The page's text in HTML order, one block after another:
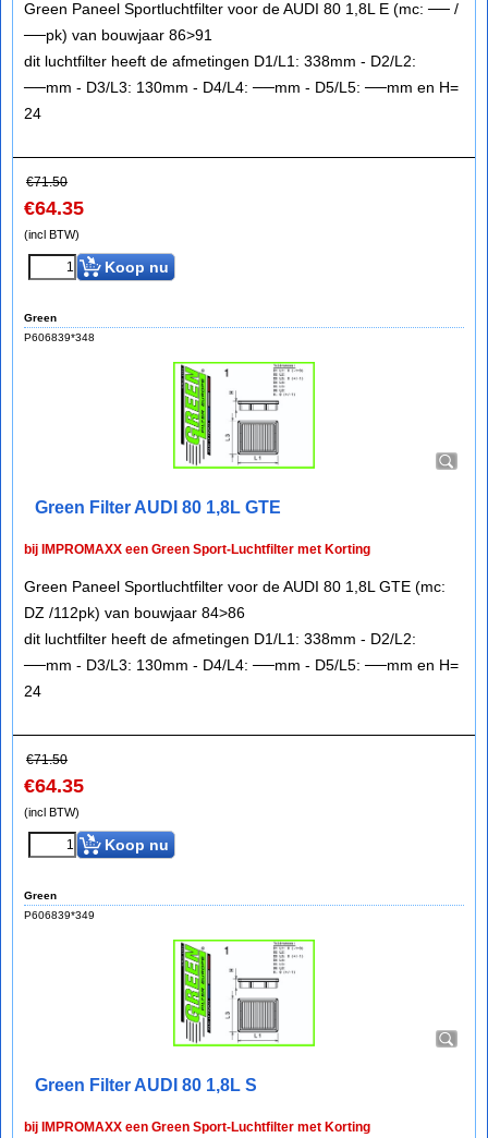
Green Paneel Sportluchtfilter voor de AUDI 80 1,8L E (mc: ── /
──pk) van bouwjaar 86>91
dit luchtfilter heeft de afmetingen D1/L1: 338mm - D2/L2:
──mm - D3/L3: 130mm - D4/L4: ──mm - D5/L5: ──mm en H=
24
€71.50
€64.35
(incl BTW)
Koop nu
Green
P606839*348
Green Filter AUDI 80 1,8L GTE
bij IMPROMAXX een Green Sport-Luchtfilter met Korting
Green Paneel Sportluchtfilter voor de AUDI 80 1,8L GTE (mc:
DZ /112pk) van bouwjaar 84>86
dit luchtfilter heeft de afmetingen D1/L1: 338mm - D2/L2:
──mm - D3/L3: 130mm - D4/L4: ──mm - D5/L5: ──mm en H=
24
€71.50
€64.35
(incl BTW)
Koop nu
Green
P606839*349
Green Filter AUDI 80 1,8L S
bij IMPROMAXX een Green Sport-Luchtfilter met Korting